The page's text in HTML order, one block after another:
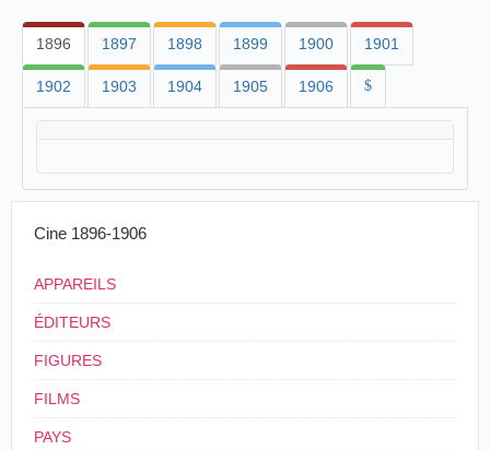
1896 1897 1898 1899 1900 1901
1902 1903 1904 1905 1906 $
Cine 1896-1906
APPAREILS
ÉDITEURS
FIGURES
FILMS
PAYS